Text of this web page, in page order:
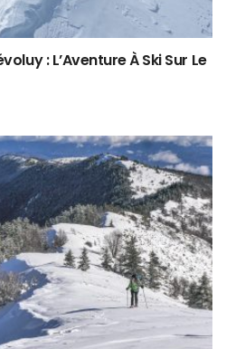
: L’Aventure À Ski Sur Le